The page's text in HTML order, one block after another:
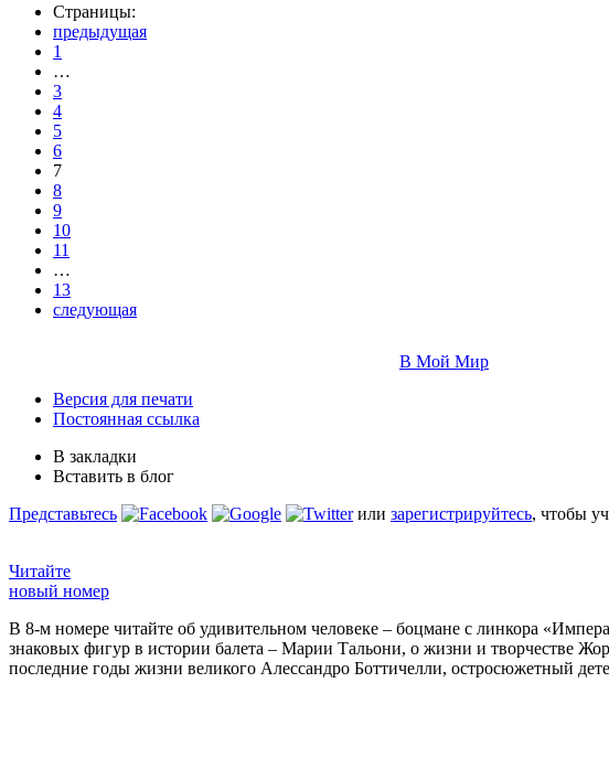
Страницы:
предыдущая
1
…
3
4
5
6
7
8
9
10
11
…
13
следующая
В Мой Мир
Версия для печати
Постоянная ссылка
В закладки
Вставить в блог
Представьтесь
или зарегистрируйтесь, чтобы
Читайте
новый номер
В 8-м номере читайте об удивительном человеке – боцмане с линкора
знаковых фигур в истории балета – Марии Тальони, о жизни и творчестве
последние годы жизни великого Алессандро Боттичелли, остросюжетный